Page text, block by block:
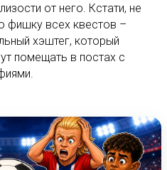
от него. Кстати, не
фишку всех квестов –
хэштег, который
помещать в постах с